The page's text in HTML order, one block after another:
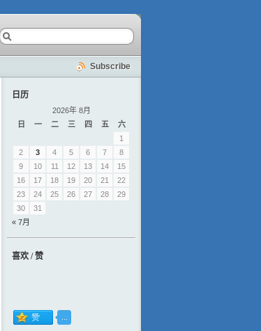
Subscribe
日历
2026年 8月
日
一 二 三 四 五
六
1
2
3 4 5 6 7
8
9
10 11 12 13 14
15
16
17 18 19 20 21
22
23
24 25 26 27 28
29
30
31
« 7月
喜欢 / 赞